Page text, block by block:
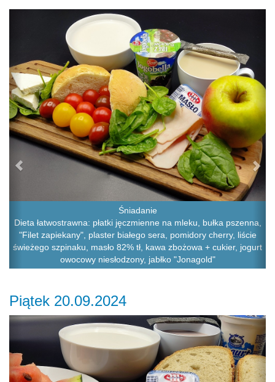
Śniadanie
Dieta łatwostrawna: płatki jęczmienne na mleku, bułka pszenna,
"Filet zapiekany", plaster białego sera, pomidory cherry, liście
świeżego szpinaku, masło 82% tł, kawa zbożowa + cukier, jogurt
owocowy niesłodzony, jabłko "Jonagold"
Piątek 20.09.2024
Previous